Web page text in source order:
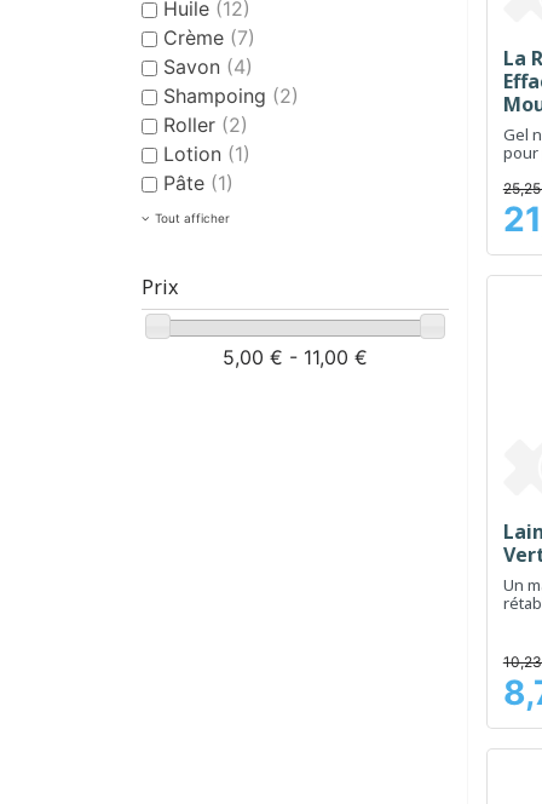
Huile (12)
Crème (7)
Savon (4)
Shampoing (2)
Roller (2)
Lotion (1)
Pâte (1)
Tout afficher
Prix
5,00 € - 11,00 €
La
Gel
pour
Prix
Un
Prix